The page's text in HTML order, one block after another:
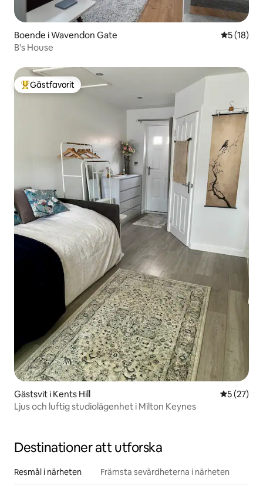
Boende i Wavendon Gate 5 av 5 i
5 (18)
B's House
Populär gästfavorit
Gästfavorit
Gästsvit i Kents Hill 5 av 5 i
5 (27)
Ljus och luftig studiolägenhet i Milton Keynes
Destinationer att utforska
Resmål i närheten Främsta sevärdheterna i närheten